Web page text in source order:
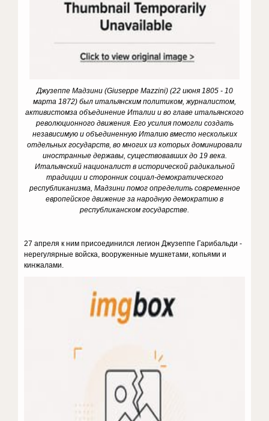
Джузеппе Мадзини (Giuseppe Mazzini) (22 июня 1805 - 10
марта 1872) был итальянским политиком, журналистом,
активистомза объединение Италии и во главе итальянского
революционного движения. Его усилия помогли создать
независимую и объединенную Италию вместо нескольких
отдельных государств, во многих из которых доминировали
иностранные державы, существовавших до 19 века.
Итальянский националист в исторической радикальной
традиции и сторонник социал-демократического
республиканизма, Мадзини помог определить современное
европейское движение за народную демократию в
республиканском государстве.
27 апреля к ним присоединился легион Джузеппе Гарибальди -
нерегулярные войска, вооруженные мушкетами, копьями и
кинжалами.